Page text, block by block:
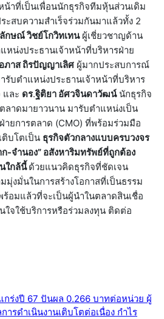
าที่เป็นเพื่อนนักธุรกิจทีมหุ้นส่วนเดิม
ะสบความสำเร็จร่วมกันมาแล้วทั้ง 2
ษณ์ วิชย์โกวิทเทนผู้เชี่ยวชาญด้าน
หน่งประธานเจ้าหน้าที่บริหารฝ่าย
ภาส ถิรปัญญาเลิศ ผู้มากประสบการณ์
รับตำแหน่งประธานเจ้าหน้าที่บริหาร
และ ดร.ฐิติยา อัศวจินดาวัฒน์นักธุรกิจ
าดมายาวนาน มารับตำแหน่งเป็น
ายการตลาด (CMO) ที่พร้อมร่วมมือ
ติบโตเป็น ธุรกิจตัวกลางแบบครบวงจร
-จำนอง” อสังหาริมทรัพย์ที่ถูกต้อง
ใกล้นี้ด้วยแนวคิดธุรกิจที่ชัดเจน
มุ่งมั่นในการสร้างโอกาสที่เป็นธรรม
ร้อมแล้วที่จะเป็นผู้นำในตลาดสินเชื่อ
ใจใช้บริการหรือร่วมลงทุน ติดต่อ